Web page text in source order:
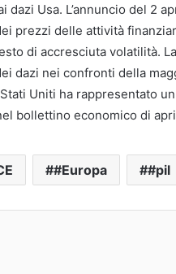
dazi Usa. L’annuncio del 2
prezzi delle attività
di accresciuta volatilità.
dazi nei confronti della
Uniti ha rappresentato
bollettino economico di
#Europa #pil